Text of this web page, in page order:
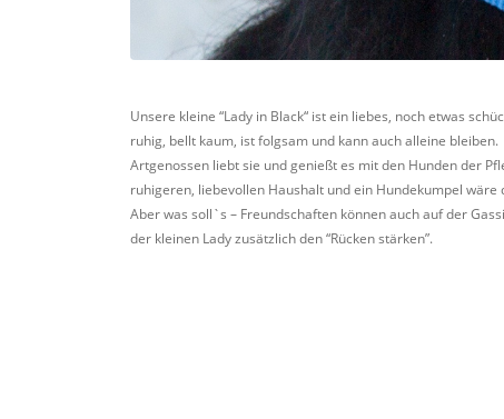
Unsere kleine “Lady in Black“ ist ein liebes, noch etwas
ruhig, bellt kaum, ist folgsam und kann auch alleine bleiben.
Artgenossen liebt sie und genießt es mit den Hunden der
ruhigeren, liebevollen Haushalt und ein Hundekumpel wäre
Aber was soll`s – Freundschaften können auch auf der
der kleinen Lady zusätzlich den “Rücken stärken”.